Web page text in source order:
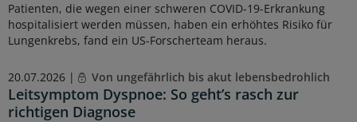
Patienten, die wegen einer schweren COVID-19-Erkrankung
hospitalisiert werden müssen, haben ein erhöhtes Risiko für
Lungenkrebs, fand ein US-Forscherteam heraus.
20.07.2026 | Von ungefährlich bis akut lebensbedrohlich
Leitsymptom Dyspnoe: So geht’s rasch zur
richtigen Diagnose